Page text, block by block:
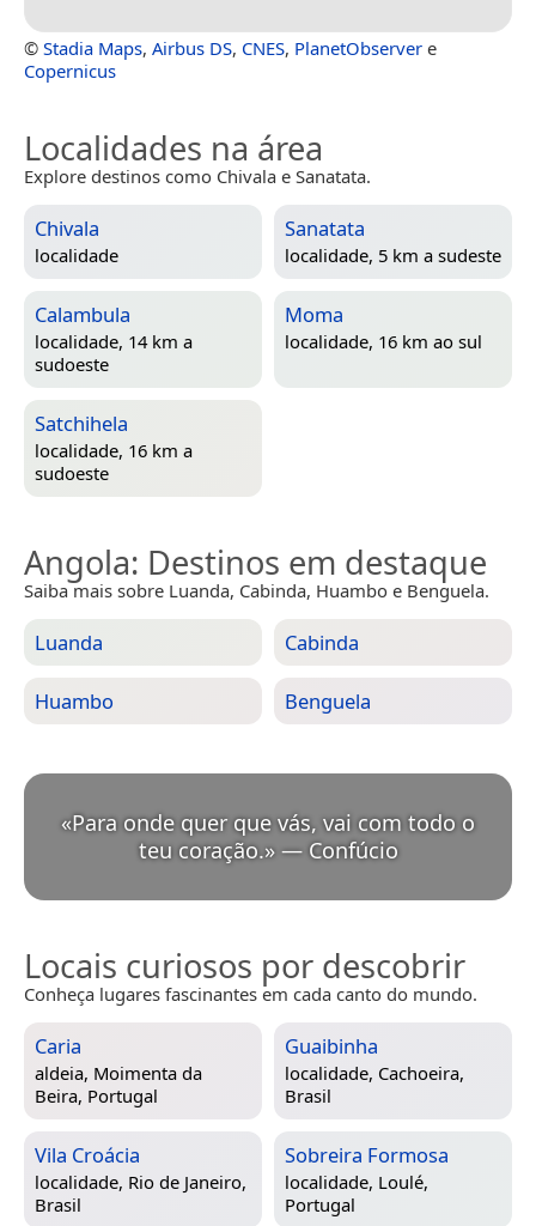
© Stadia Maps, Airbus DS, CNES, PlanetObserver e
Copernicus
Localidades na área
Explore destinos como Chivala e Sanatata.
Chivala
localidade
Sanatata
localidade, 5 km a sudeste
Calambula
localidade, 14 km a
sudoeste
Moma
localidade, 16 km ao sul
Satchihela
localidade, 16 km a
sudoeste
Angola: Destinos em destaque
Saiba mais sobre Luanda, Cabinda, Huambo e Benguela.
Luanda Cabinda
Huambo Benguela
«Para onde quer que vás, vai com todo o
teu coração.» — Confúcio
Locais curiosos por descobrir
Conheça lugares fascinantes em cada canto do mundo.
Caria
aldeia, Moimenta da
Beira, Portugal
Guaibinha
localidade, Cachoeira,
Brasil
Vila Croácia
localidade, Rio de Janeiro,
Brasil
Sobreira Formosa
localidade, Loulé,
Portugal